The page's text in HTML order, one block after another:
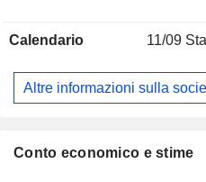
Calendario 11/09
Altre informazioni sulla
Conto economico e stime